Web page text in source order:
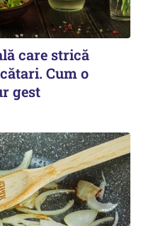
care strică
Cum o
gest